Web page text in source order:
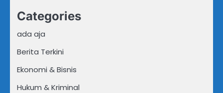
Categories
ada aja
Berita Terkini
Ekonomi & Bisnis
Hukum & Kriminal